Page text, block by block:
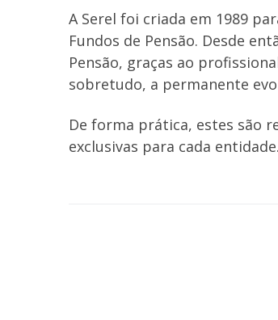
A Serel foi criada em 1989
Fundos de Pensão. Desde
Pensão, graças ao
sobretudo, a permanente
De forma prática, estes são
exclusivas para cada entidade.